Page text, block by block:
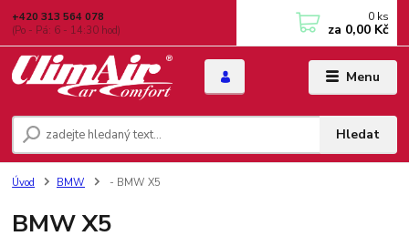
Menu
Hledat
+420 313 564 078
(Po - Pá: 6 - 14:30 hod)
0 ks
za 0,00 Kč
Úvod BMW - BMW X5
BMW X5